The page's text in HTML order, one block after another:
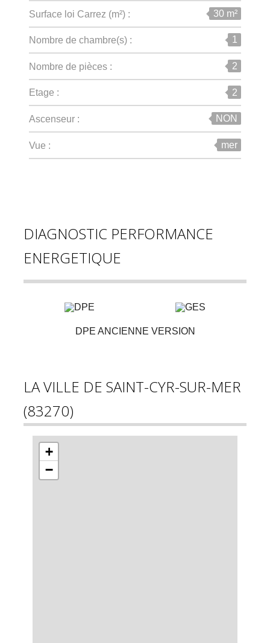
Surface loi Carrez (m²) : 30 m²
Nombre de chambre(s) : 1
Nombre de pièces : 2
Etage : 2
Ascenseur : NON
Vue : mer
DIAGNOSTIC PERFORMANCE
ENERGETIQUE
DPE ANCIENNE VERSION
LA VILLE DE SAINT-CYR-SUR-MER
(83270)
+
−